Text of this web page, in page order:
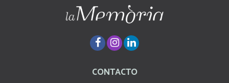
CONTACTO